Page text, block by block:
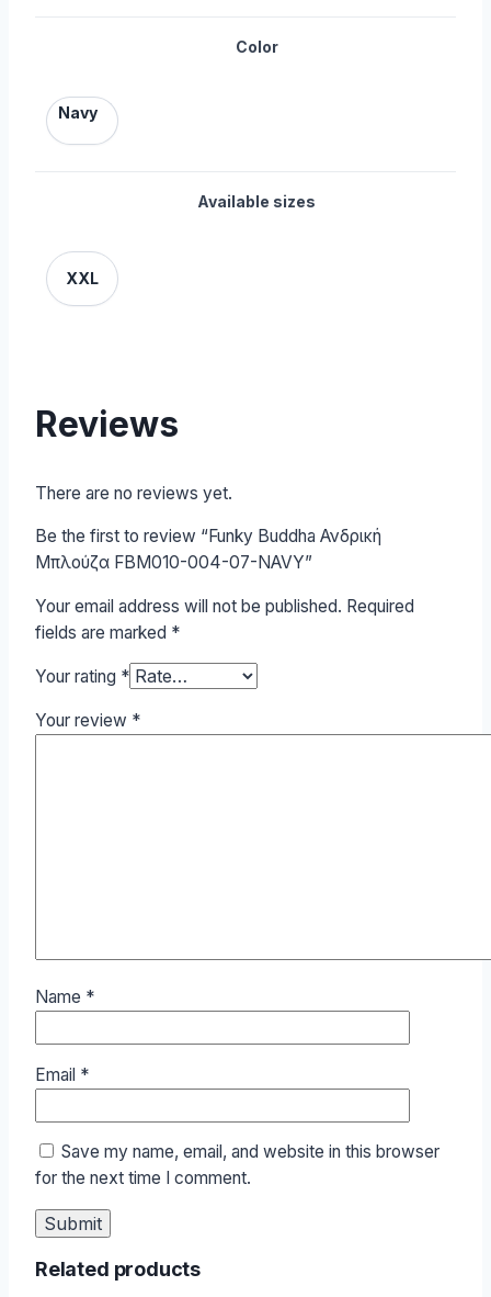
Color
Navy
Available sizes
XXL
Reviews
There are no reviews yet.
Be the first to review “Funky Buddha Ανδρική
Μπλούζα FBM010-004-07-NAVY”
Your email address will not be published. Required
fields are marked *
Your rating *
Your review *
Name *
Email *
Save my name, email, and website in this browser
for the next time I comment.
Related products